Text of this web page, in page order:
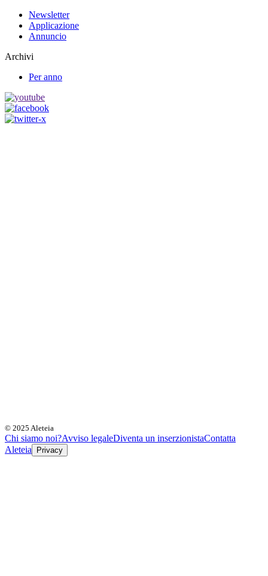
Newsletter
Applicazione
Annuncio
Archivi
Per anno
© 2025 Aleteia
Chi siamo noi?Avviso legaleDiventa un inserzionistaContatta
Aleteia
Privacy